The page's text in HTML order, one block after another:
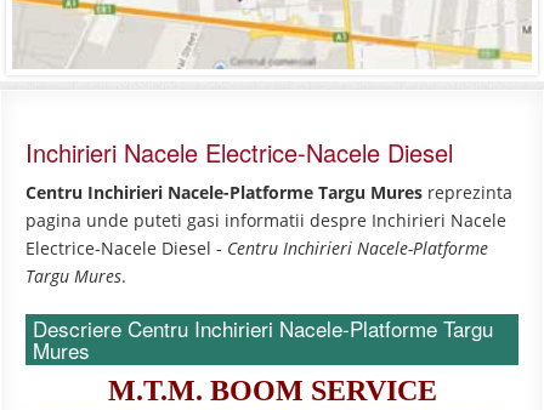
Inchirieri Nacele Electrice-Nacele Diesel
Centru Inchirieri Nacele-Platforme Targu Mures reprezinta
pagina unde puteti gasi informatii despre Inchirieri Nacele
Electrice-Nacele Diesel - Centru Inchirieri Nacele-Platforme
Targu Mures.
Descriere Centru Inchirieri Nacele-Platforme Targu
Mures
M.T.M. BOOM SERVICE